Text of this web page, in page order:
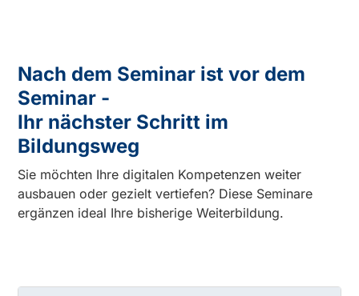
Nach dem Seminar ist vor dem
Seminar -
Ihr nächster Schritt im
Bildungsweg
Sie möchten Ihre digitalen Kompetenzen weiter
ausbauen oder gezielt vertiefen? Diese Seminare
ergänzen ideal Ihre bisherige Weiterbildung.